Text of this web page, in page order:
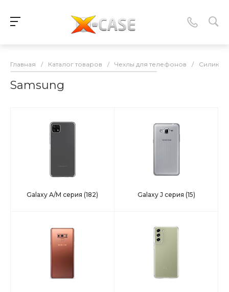
Главная / Каталог товаров / Чехлы для телефонов /
Samsung
Galaxy A/M серия (182) Galaxy J серия (15)